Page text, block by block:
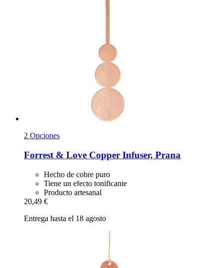
2 Opciones
Forrest & Love Copper Infuser, Prana
Hecho de cobre puro
Tiene un efecto tonificante
Producto artesanal
20,49 €
Entrega hasta el 18 agosto